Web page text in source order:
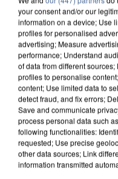
LES DONNÉES DE
INTERMARCHÉ
your consent and/or our
information on a device; Use
profiles for personalised
advertising; Measure
performance; Understand
of data from different
profiles to personalise
content; Use limited data to
detect fraud, and fix errors;
Save and communicate
process personal data such
following functionalities:
requested; Use precise
other data sources; Link
information transmitted